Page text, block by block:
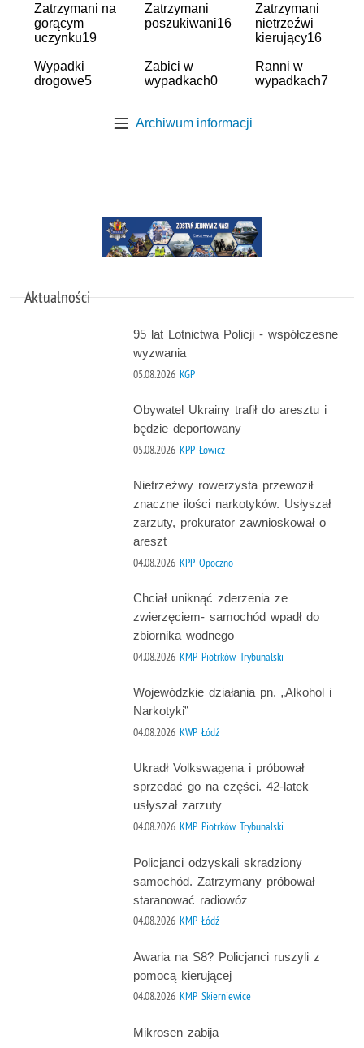
Zatrzymani na
gorącym
uczynku19
Zatrzymani
poszukiwani16
Zatrzymani
nietrzeźwi
kierujący16
Wypadki
drogowe5
Zabici w
wypadkach0
Ranni w
wypadkach7
Archiwum informacji
Aktualności
95 lat Lotnictwa Policji - współczesne
wyzwania
05.08.2026 KGP
Obywatel Ukrainy trafił do aresztu i
będzie deportowany
05.08.2026 KPP Łowicz
Nietrzeźwy rowerzysta przewoził
znaczne ilości narkotyków. Usłyszał
zarzuty, prokurator zawnioskował o
areszt
04.08.2026 KPP Opoczno
Chciał uniknąć zderzenia ze
zwierzęciem- samochód wpadł do
zbiornika wodnego
04.08.2026 KMP Piotrków Trybunalski
Wojewódzkie działania pn. „Alkohol i
Narkotyki”
04.08.2026 KWP Łódź
Ukradł Volkswagena i próbował
sprzedać go na części. 42-latek
usłyszał zarzuty
04.08.2026 KMP Piotrków Trybunalski
Policjanci odzyskali skradziony
samochód. Zatrzymany próbował
staranować radiowóz
04.08.2026 KMP Łódź
Awaria na S8? Policjanci ruszyli z
pomocą kierującej
04.08.2026 KMP Skierniewice
Mikrosen zabija